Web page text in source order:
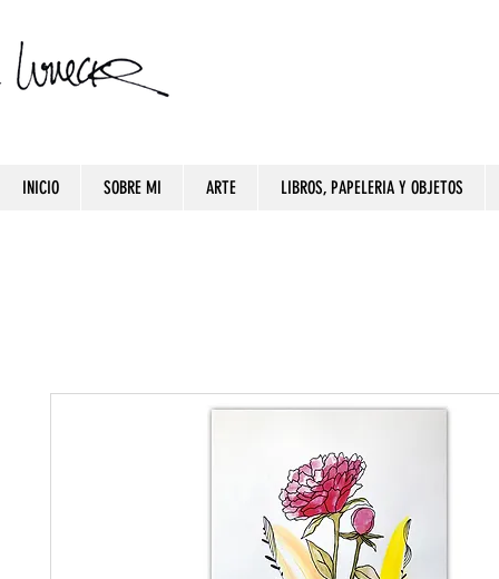
INICIO SOBRE MI ARTE LIBROS, PAPELERIA Y OBJETOS